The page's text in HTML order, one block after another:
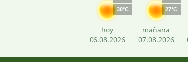
30°C
hoy
06.08.2026
27°C
mañana
07.08.2026